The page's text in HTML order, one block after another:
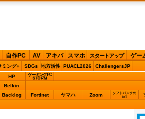
自作PC AV アキバ スマホ スタートアップ ゲー
ミング+ SDGs 地方活性 PUACL2026 ChallengersJP
HP ゲーミングPC
STORM
Belkin
Backlog Fortinet ヤマハ Zoom
ソフトバンクの
IoT